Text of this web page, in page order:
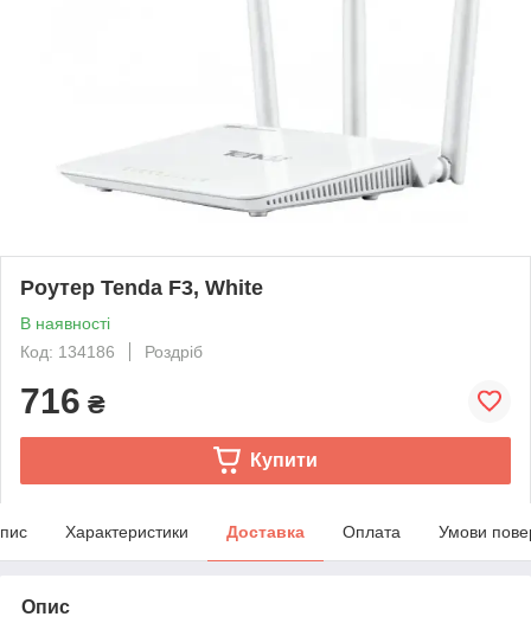
Роутер Tenda F3, White
В наявності
Код: 134186
Роздріб
716 ₴
Купити
Характеристики Доставка Оплата Умови
Опис